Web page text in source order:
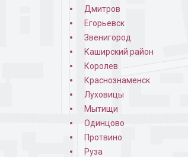
Дмитров
Егорьевск
Звенигород
Каширский район
Королев
Краснознаменск
Луховицы
Мытищи
Одинцово
Протвино
Руза